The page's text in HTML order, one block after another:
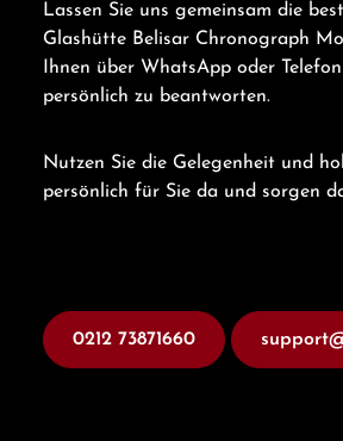
Lassen Sie uns gemeinsam die
Glashütte Belisar Chronograph
Ihnen über WhatsApp oder
persönlich zu beantworten.
Nutzen Sie die Gelegenheit und
persönlich für Sie da und sorgen
0212 73871660